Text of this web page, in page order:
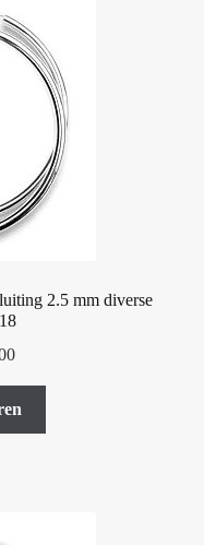
worden
op
de
productpagina
2.5 mm diverse
Prijsklasse:
tot
€69.00